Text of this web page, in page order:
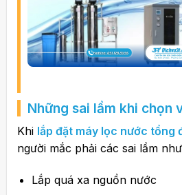
Những sai lầm khi chọn
Khi lắp đặt máy lọc nước tổng
người mắc phải các sai lầm
Lắp quá xa nguồn nước